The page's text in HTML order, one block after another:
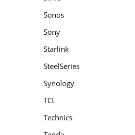
Sonos
Sony
Starlink
SteelSeries
Synology
TCL
Technics